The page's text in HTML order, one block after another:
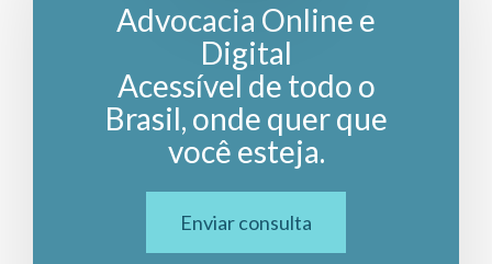
Advocacia Online e
Digital
Acessível de todo o
Brasil, onde quer que
você esteja.
Enviar consulta